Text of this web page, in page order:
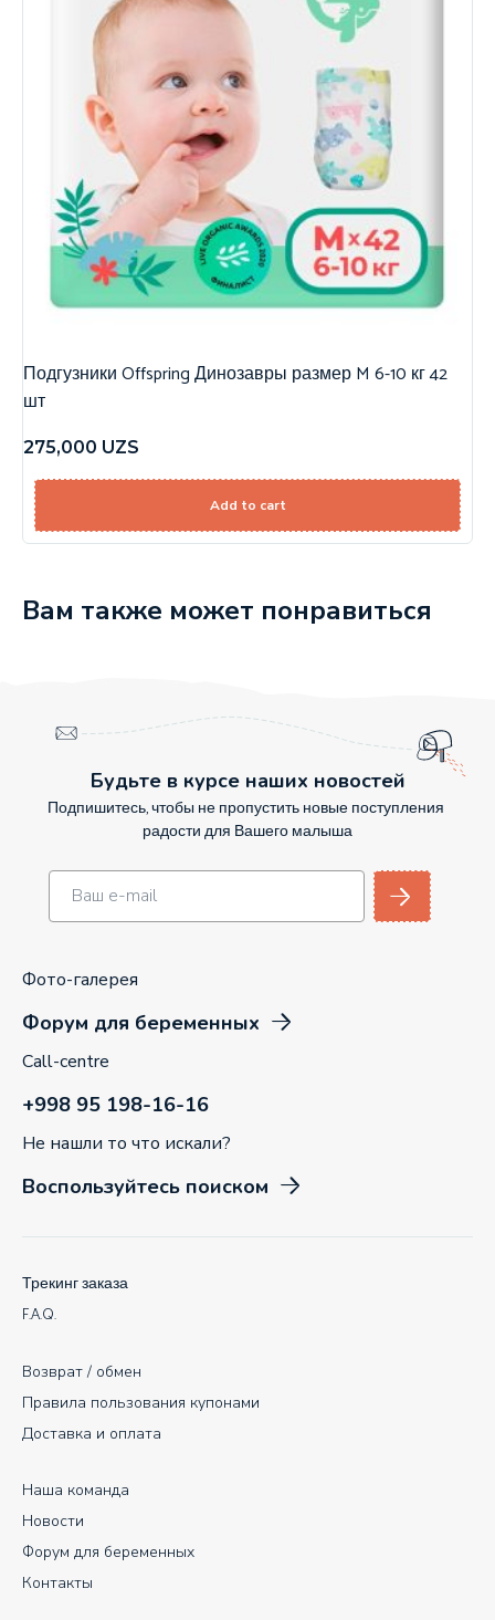
Подгузники Offspring Динозавры размер M 6-10 кг 42
шт
275,000 UZS
Add to cart
Вам также может понравиться
Будьте в курсе наших новостей
Подпишитесь, чтобы не пропустить новые поступления
радости для Вашего малыша
Фото-галерея
Форум для беременных
Call-centre
+998 95 198-16-16
Не нашли то что искали?
Воспользуйтесь поиском
Наша команда
Новости
Форум для беременных
Контакты
Возврат / обмен
Правила пользования купонами
Доставка и оплата
Трекинг заказа
F.A.Q.